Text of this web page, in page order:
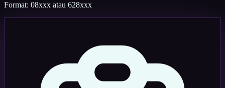
Format: 08xxx atau 628xxx